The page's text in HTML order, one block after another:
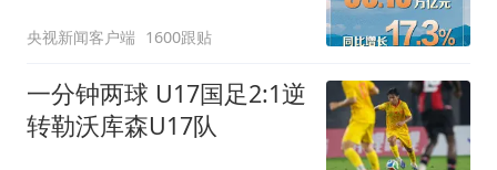
央视新闻客户端 1600跟贴
一分钟两球 U17国足2:1逆
转勒沃库森U17队